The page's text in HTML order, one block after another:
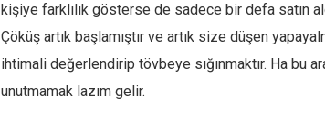
kişiye farklılık gösterse de sadece bir defa satın
Çöküş artık başlamıştır ve artık size düşen
ihtimali değerlendirip tövbeye sığınmaktır. Ha bu
unutmamak lazım gelir.